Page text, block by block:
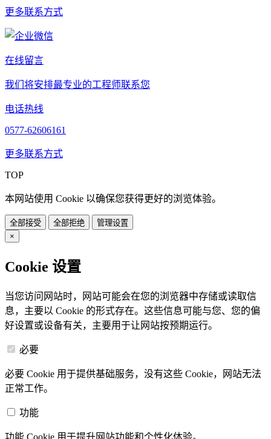
更多联系方式
在线留言
我们将安排最专业的工程师联系您
电话热线
0577-62606161
更多联系方式
TOP
本网站使用 Cookie 以确保您获得更好的浏览体验。
全部接受 全部拒绝
管理设置
×
Cookie 设置
当您访问网站时，网站可能会在您的浏览器中存储或读取信
息，主要以 Cookie 的形式存在。这些信息可能与您、您的偏
好设置或设备有关，主要用于让网站按预期运行。
必要
必要 Cookie 用于提供基础服务，没有这些 Cookie，网站无法
正常工作。
功能
功能 Cookie 用于提升网站功能和个性化体验。